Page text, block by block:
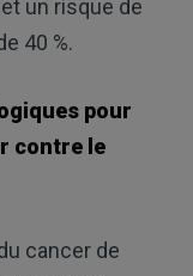
un risque de
40 %.
pour
contre le
cancer de